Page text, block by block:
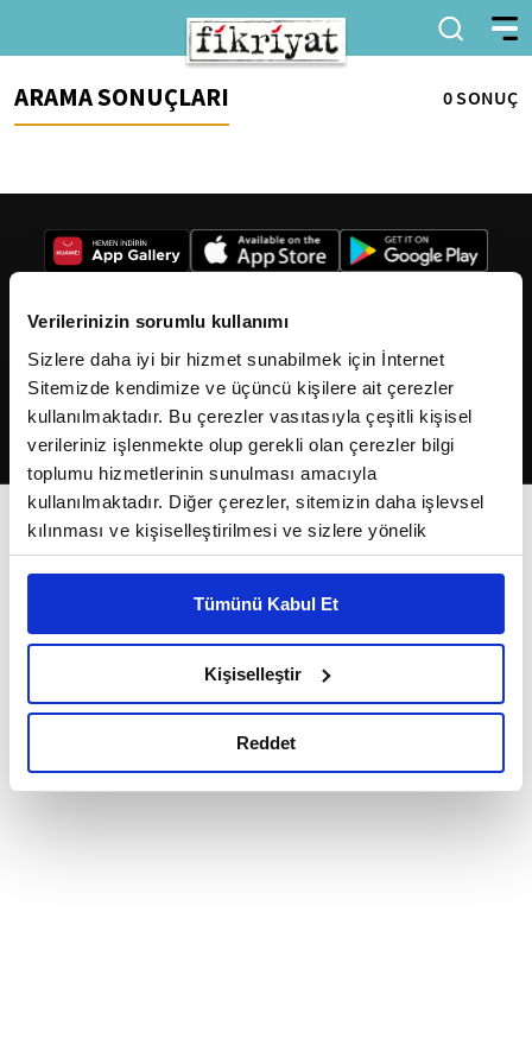
Verilerinizin sorumlu kullanımı
Sizlere daha iyi bir hizmet sunabilmek için İnternet
Sitemizde kendimize ve üçüncü kişilere ait çerezler
kullanılmaktadır. Bu çerezler vasıtasıyla çeşitli kişisel
verileriniz işlenmekte olup gerekli olan çerezler bilgi
toplumu hizmetlerinin sunulması amacıyla
kullanılmaktadır. Diğer çerezler, sitemizin daha işlevsel
kılınması ve kişiselleştirilmesi ve sizlere yönelik
reklam/pazarlama faaliyetlerinin yapılması, amaçlarıyla
Çerezlere ilişkin tercihlerinizi çerez paneli vasıtasıyla
belirleyebilirsiniz. Çerezlere ilişkin detaylı bilgi için
Ayarlar butonuna tıklayabilir,Çerez Bilgilendirme
Metnimizi ziyaret edebilirsiniz.
okumak ve sitemizi ziyaretiniz kapsamında
Tümünü Kabul Et
Kişiselleştir
Reddet
ARAMA SONUÇLARI 0 SONUÇ
2026Fikriyat. Tüm hakları saklıdır.